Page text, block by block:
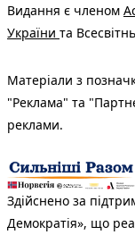
Видання є членом
України та
Матеріали з
"Реклама" та
реклами.
Здійснено за
Демократія», що